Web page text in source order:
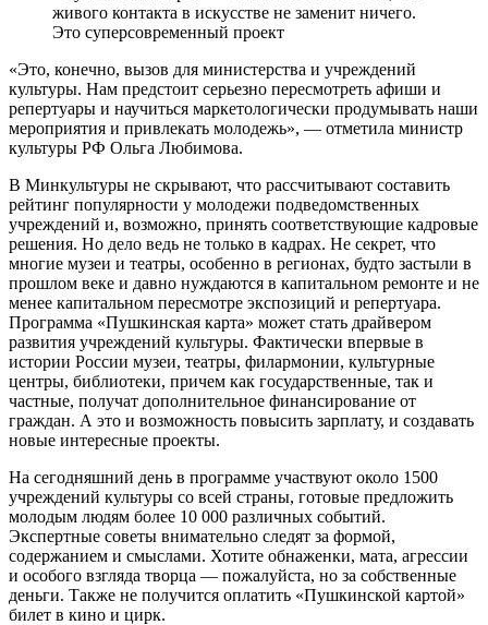
живого контакта в искусстве не заменит ничего.
Это суперсовременный проект
«Это, конечно, вызов для министерства и учреждений
культуры. Нам предстоит серьезно пересмотреть афиши и
репертуары и научиться маркетологически продумывать наши
мероприятия и привлекать молодежь», — отметила министр
культуры РФ Ольга Любимова.
В Минкультуры не скрывают, что рассчитывают составить
рейтинг популярности у молодежи подведомственных
учреждений и, возможно, принять соответствующие кадровые
решения. Но дело ведь не только в кадрах. Не секрет, что
многие музеи и театры, особенно в регионах, будто застыли в
прошлом веке и давно нуждаются в капитальном ремонте и не
менее капитальном пересмотре экспозиций и репертуара.
Программа «Пушкинская карта» может стать драйвером
развития учреждений культуры. Фактически впервые в
истории России музеи, театры, филармонии, культурные
центры, библиотеки, причем как государственные, так и
частные, получат дополнительное финансирование от
граждан. А это и возможность повысить зарплату, и создавать
новые интересные проекты.
На сегодняшний день в программе участвуют около 1500
учреждений культуры со всей страны, готовые предложить
молодым людям более 10 000 различных событий.
Экспертные советы внимательно следят за формой,
содержанием и смыслами. Хотите обнаженки, мата, агрессии
и особого взгляда творца — пожалуйста, но за собственные
деньги. Также не получится оплатить «Пушкинской картой»
билет в кино и цирк.